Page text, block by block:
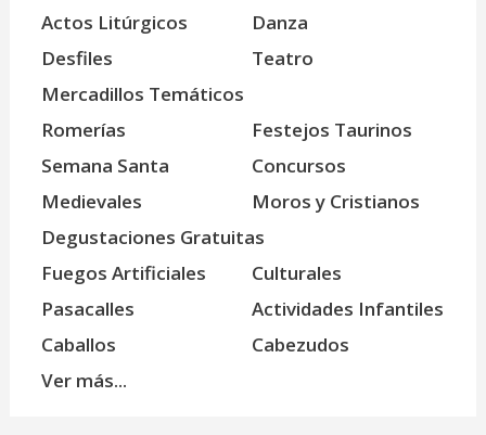
Actos Litúrgicos
Danza
Desfiles
Teatro
Mercadillos Temáticos
Romerías
Festejos Taurinos
Semana Santa
Concursos
Medievales
Moros y Cristianos
Degustaciones Gratuitas
Fuegos Artificiales
Culturales
Pasacalles
Actividades Infantiles
Caballos
Cabezudos
Ver más...